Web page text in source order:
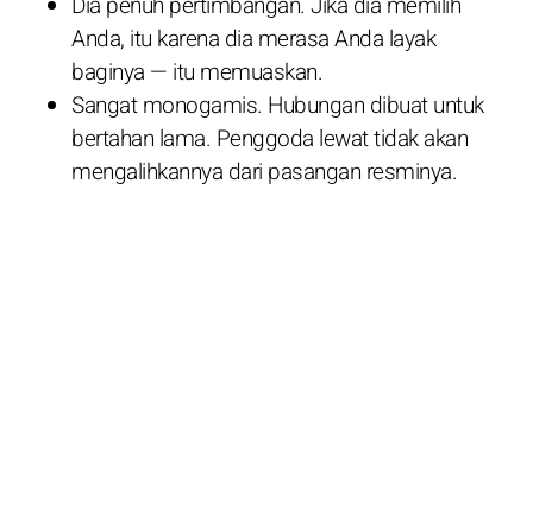
Anda, itu karena dia merasa Anda layak
baginya — itu memuaskan.
Sangat monogamis. Hubungan dibuat untuk
bertahan lama. Penggoda lewat tidak akan
mengalihkannya dari pasangan resminya.